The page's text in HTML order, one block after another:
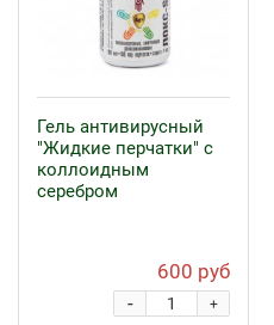
Гель антивирусный
"Жидкие перчатки" с
коллоидным
серебром
600 руб
+
-